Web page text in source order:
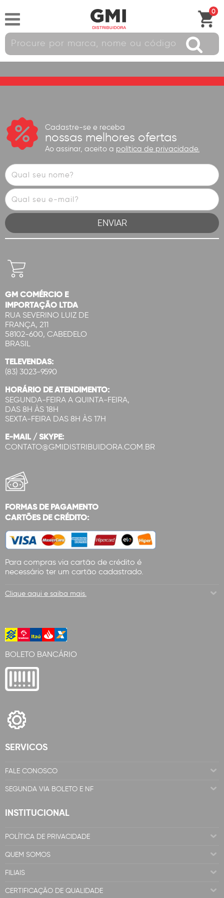
0
Cadastre-se e receba
nossas melhores ofertas
Ao assinar, aceito a política de privacidade.
GM COMÉRCIO E
IMPORTAÇÃO LTDA
RUA SEVERINO LUIZ DE
FRANÇA, 211
58102-600, CABEDELO
BRASIL
TELEVENDAS:
(83) 3023-9590
HORÁRIO DE ATENDIMENTO:
SEGUNDA-FEIRA A QUINTA-FEIRA,
DAS 8H ÀS 18H
SEXTA-FEIRA DAS 8H ÀS 17H
E-MAIL / SKYPE:
CONTATO@GMIDISTRIBUIDORA.COM.BR
FORMAS DE PAGAMENTO
CARTÕES DE CRÉDITO:
Para compras via cartão de crédito é
necessário ter um cartão cadastrado.
Clique aqui e saiba mais.
BOLETO BANCÁRIO
SERVICOS
FALE CONOSCO
SEGUNDA VIA BOLETO E NF
INSTITUCIONAL
POLÍTICA DE PRIVACIDADE
QUEM SOMOS
FILIAIS
CERTIFICAÇÃO DE QUALIDADE